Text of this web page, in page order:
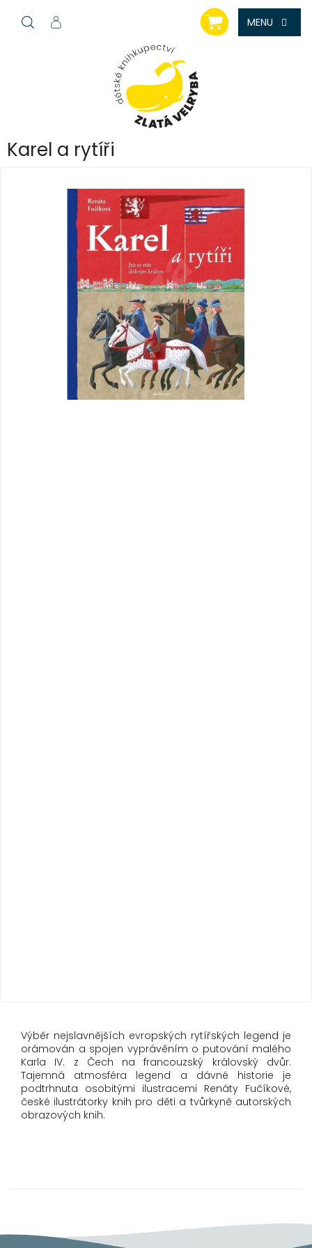
NÁKUPNÍ
KOŠÍK
Karel a rytíři
Výběr nejslavnějších evropských rytířských legend je
orámován a spojen vyprávěním o putování malého
Karla IV. z Čech na francouzský královský dvůr.
Tajemná atmosféra legend a dávné historie je
podtrhnuta osobitými ilustracemi Renáty Fučíkové,
české ilustrátorky knih pro děti a tvůrkyně autorských
obrazových knih.